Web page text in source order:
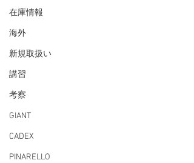
在庫情報
海外
新規取扱い
講習
考察
GIANT
CADEX
PINARELLO